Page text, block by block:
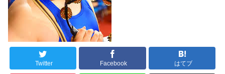
Twitter Facebook はてブ